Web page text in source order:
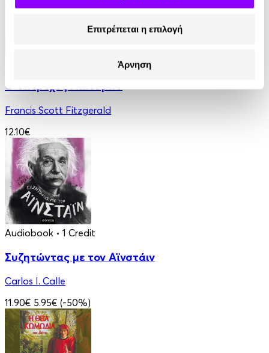
Επιτρέπεται η επιλογή
Άρνηση
Ο Υπέροχος Γκάτσμπυ
Francis Scott Fitzgerald
12.10€
Audiobook • 1 Credit
Συζητώντας με τον Αϊνστάιν
Carlos I. Calle
11.90€ 5.95€ (-50%)